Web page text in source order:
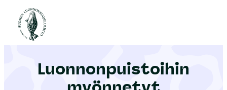
Etusivu
Luonnonpuistoihin